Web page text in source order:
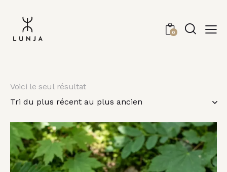
0
Voici le seul résultat